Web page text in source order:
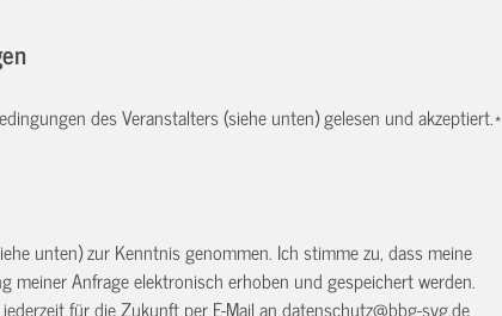
des Veranstalters (siehe unten) gelesen und akzeptiert.*
unten) zur Kenntnis genommen. Ich stimme zu, dass meine
meiner Anfrage elektronisch erhoben und gespeichert werden.
für die Zukunft per E-Mail andatenschutz@bbg-svg.de